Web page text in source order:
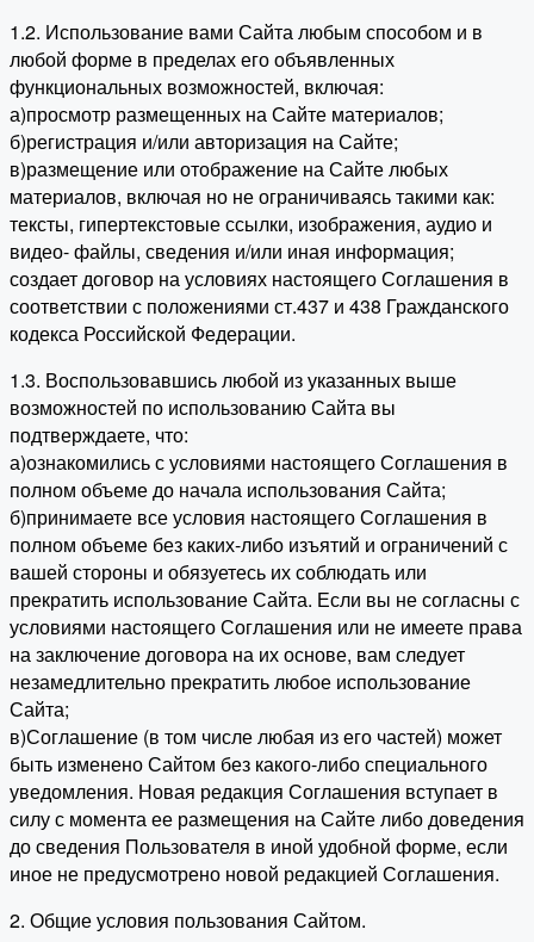
1.2. Использование вами Сайта любым способом и в
любой форме в пределах его объявленных
функциональных возможностей, включая:
а)просмотр размещенных на Сайте материалов;
б)регистрация и/или авторизация на Сайте;
в)размещение или отображение на Сайте любых
материалов, включая но не ограничиваясь такими как:
тексты, гипертекстовые ссылки, изображения, аудио и
видео- файлы, сведения и/или иная информация;
создает договор на условиях настоящего Соглашения в
соответствии с положениями ст.437 и 438 Гражданского
кодекса Российской Федерации.
1.3. Воспользовавшись любой из указанных выше
возможностей по использованию Сайта вы
подтверждаете, что:
а)ознакомились с условиями настоящего Соглашения в
полном объеме до начала использования Сайта;
б)принимаете все условия настоящего Соглашения в
полном объеме без каких-либо изъятий и ограничений с
вашей стороны и обязуетесь их соблюдать или
прекратить использование Сайта. Если вы не согласны с
условиями настоящего Соглашения или не имеете права
на заключение договора на их основе, вам следует
незамедлительно прекратить любое использование
Сайта;
в)Соглашение (в том числе любая из его частей) может
быть изменено Сайтом без какого-либо специального
уведомления. Новая редакция Соглашения вступает в
силу с момента ее размещения на Сайте либо доведения
до сведения Пользователя в иной удобной форме, если
иное не предусмотрено новой редакцией Соглашения.
2. Общие условия пользования Сайтом.